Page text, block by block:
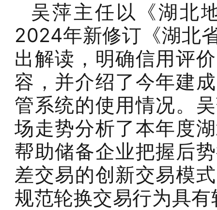
吴萍主任以《湖北
2024年新修订《湖北
出解读，明确信用评
容，并介绍了今年建
管系统的使用情况。
场走势分析了本年度
帮助储备企业把握后
差交易的创新交易模
规范轮换交易行为具